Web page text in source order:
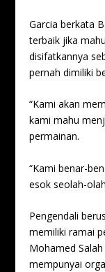
Garcia berkata
terbaik jika
disifatkannya
pernah dimiliki
“Kami akan
kami mahu
permainan.
“Kami benar-
esok seolah-
Pengendali
memiliki ramai
Mohamed
mempunyai